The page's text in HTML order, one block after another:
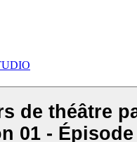
de théâtre
01 - Épisode